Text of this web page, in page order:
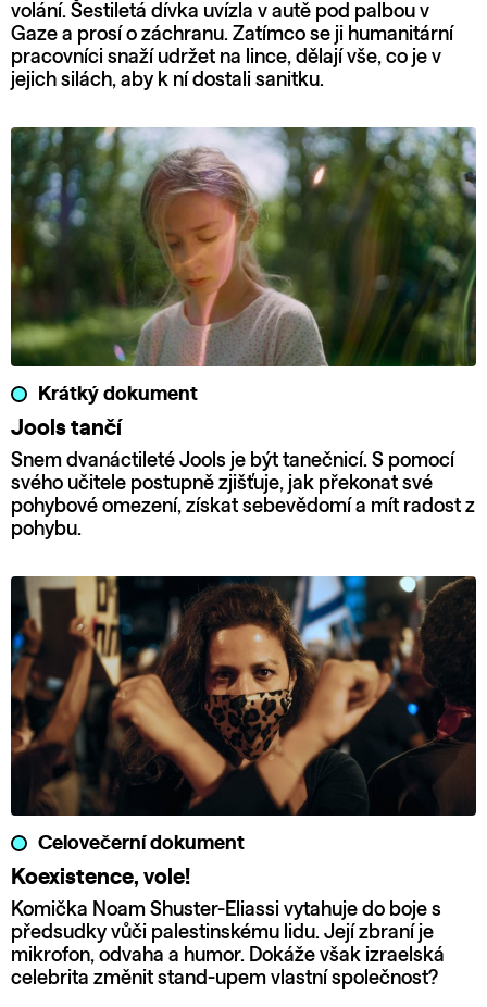
volání. Šestiletá dívka uvízla v autě pod palbou v
Gaze a prosí o záchranu. Zatímco se ji humanitární
pracovníci snaží udržet na lince, dělají vše, co je v
jejich silách, aby k ní dostali sanitku.
Krátký dokument
Jools tančí
Snem dvanáctileté Jools je být tanečnicí. S pomocí
svého učitele postupně zjišťuje, jak překonat své
pohybové omezení, získat sebevědomí a mít radost z
pohybu.
Celovečerní dokument
Koexistence, vole!
Komička Noam Shuster-Eliassi vytahuje do boje s
předsudky vůči palestinskému lidu. Její zbraní je
mikrofon, odvaha a humor. Dokáže však izraelská
celebrita změnit stand-upem vlastní společnost?